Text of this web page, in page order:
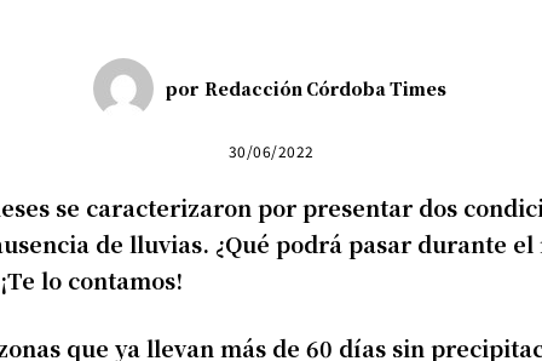
por Redacción Córdoba Times
30/06/2022
se caracterizaron por presentar dos
de lluvias. ¿Qué podrá pasar durante
lo contamos!
que ya llevan más de 60 días sin